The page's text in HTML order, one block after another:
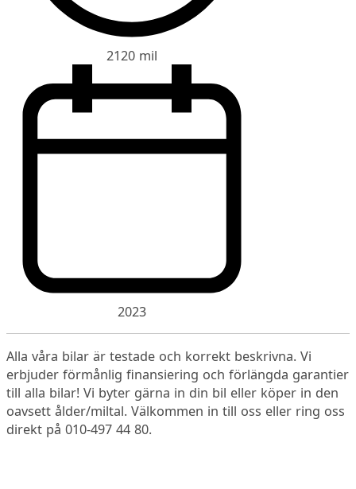
2120 mil
2023
Alla våra bilar är testade och korrekt beskrivna. Vi
erbjuder förmånlig finansiering och förlängda garantier
till alla bilar! Vi byter gärna in din bil eller köper in den
oavsett ålder/miltal. Välkommen in till oss eller ring oss
direkt på 010-497 44 80.